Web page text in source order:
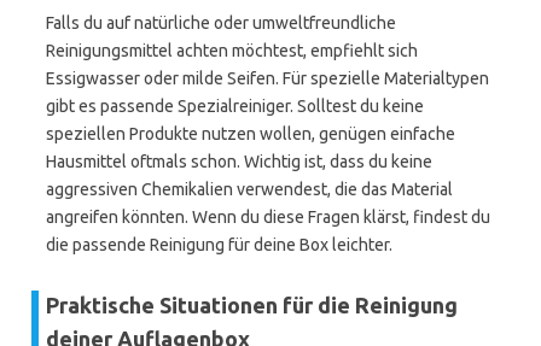
Falls du auf natürliche oder umweltfreundliche
Reinigungsmittel achten möchtest, empfiehlt sich
Essigwasser oder milde Seifen. Für spezielle Materialtypen
gibt es passende Spezialreiniger. Solltest du keine
speziellen Produkte nutzen wollen, genügen einfache
Hausmittel oftmals schon. Wichtig ist, dass du keine
aggressiven Chemikalien verwendest, die das Material
angreifen könnten. Wenn du diese Fragen klärst, findest du
die passende Reinigung für deine Box leichter.
Praktische Situationen für die Reinigung
deiner Auflagenbox